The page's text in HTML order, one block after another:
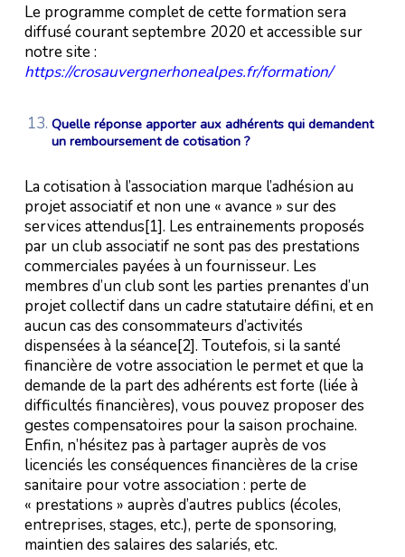
Le programme complet de cette formation sera
diffusé courant septembre 2020 et accessible sur
notre site :
https://crosauvergnerhonealpes.fr/formation/
Quelle réponse apporter aux adhérents qui demandent
un remboursement de cotisation ?
La cotisation à l’association marque l’adhésion au
projet associatif et non une « avance » sur des
services attendus[1]. Les entrainements proposés
par un club associatif ne sont pas des prestations
commerciales payées à un fournisseur. Les
membres d’un club sont les parties prenantes d’un
projet collectif dans un cadre statutaire défini, et en
aucun cas des consommateurs d’activités
dispensées à la séance[2]. Toutefois, si la santé
financière de votre association le permet et que la
demande de la part des adhérents est forte (liée à
difficultés financières), vous pouvez proposer des
gestes compensatoires pour la saison prochaine.
Enfin, n’hésitez pas à partager auprès de vos
licenciés les conséquences financières de la crise
sanitaire pour votre association : perte de
« prestations » auprès d’autres publics (écoles,
entreprises, stages, etc.), perte de sponsoring,
maintien des salaires des salariés, etc.